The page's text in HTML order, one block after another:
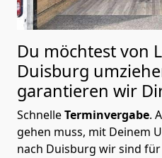
Du möchtest von
Duisburg
garantieren wir
SchnelleTerminvergabe.
gehen muss, mit Deinem
nach Duisburg wir sind für